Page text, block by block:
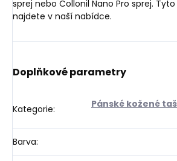
sprej nebo Collonil Nano Pro sprej.
najdete v naší nabídce.
Doplňkové parametry
Kategorie:
Pánské kožené
Barva: